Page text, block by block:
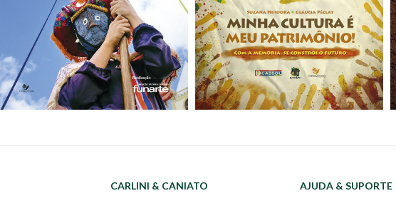
CARLINI & CANIATO AJUDA & SUPORTE